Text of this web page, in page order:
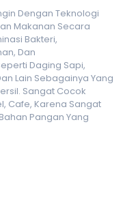
Dengan Teknologi
Makanan Secara
Bakteri,
Dan
Daging Sapi,
Lain Sebagainya Yang
Sangat Cocok
Cafe, Karena Sangat
Pangan Yang